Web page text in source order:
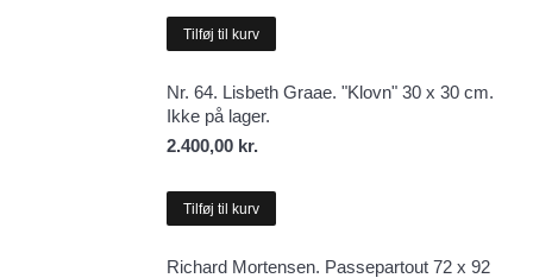
Tilføj til kurv
Nr. 64. Lisbeth Graae. "Klovn" 30 x 30 cm.
Ikke på lager.
2.400,00 kr.
Tilføj til kurv
Richard Mortensen. Passepartout 72 x 92